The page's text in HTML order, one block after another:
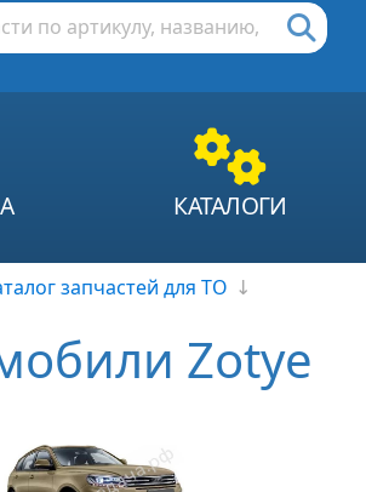
КАТАЛОГИ
запчастей для ТО ↓
Zotye